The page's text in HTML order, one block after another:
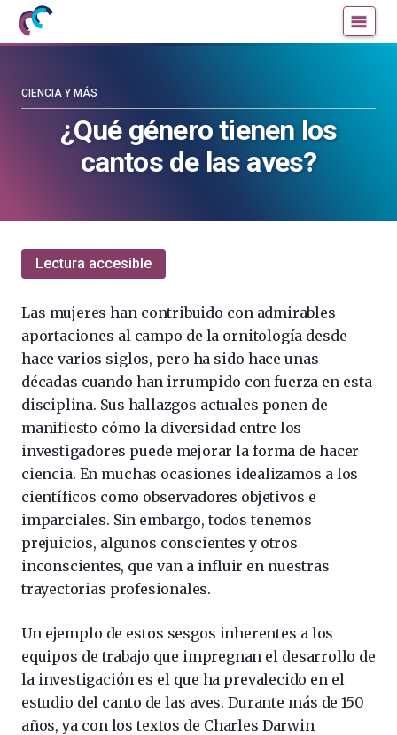
Mujeres
con
la
blog
la
¿Qué género tienen los
cantos de las aves?
CIENCIA Y MÁS
Lectura accesible
Las mujeres han contribuido con admirables
aportaciones al campo de la ornitología desde
hace varios siglos, pero ha sido hace unas
décadas cuando han irrumpido con fuerza en esta
disciplina. Sus hallazgos actuales ponen de
manifiesto cómo la diversidad entre los
investigadores puede mejorar la forma de hacer
ciencia. En muchas ocasiones idealizamos a los
científicos como observadores objetivos e
imparciales. Sin embargo, todos tenemos
prejuicios, algunos conscientes y otros
inconscientes, que van a influir en nuestras
trayectorias profesionales.
Un ejemplo de estos sesgos inherentes a los
equipos de trabajo que impregnan el desarrollo de
la investigación es el que ha prevalecido en el
estudio del canto de las aves. Durante más de 150
años, ya con los textos de Charles Darwin